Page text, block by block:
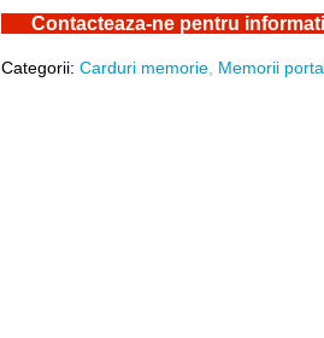
Contacteaza-ne pentru
Categorii:Carduri memorie Memorii